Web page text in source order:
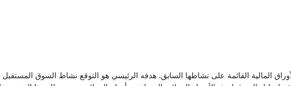
إجراء عمولة.
المالية القائمة على نشاطها السابق. هدفه الرئيسي هو التوقع نشاط السوق المستقبل